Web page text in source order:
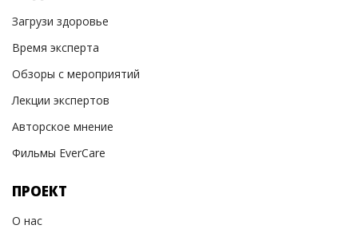
Загрузи здоровье
Время эксперта
Обзоры с мероприятий
Лекции экспертов
Авторское мнение
Фильмы EverCare
ПРОЕКТ
О нас